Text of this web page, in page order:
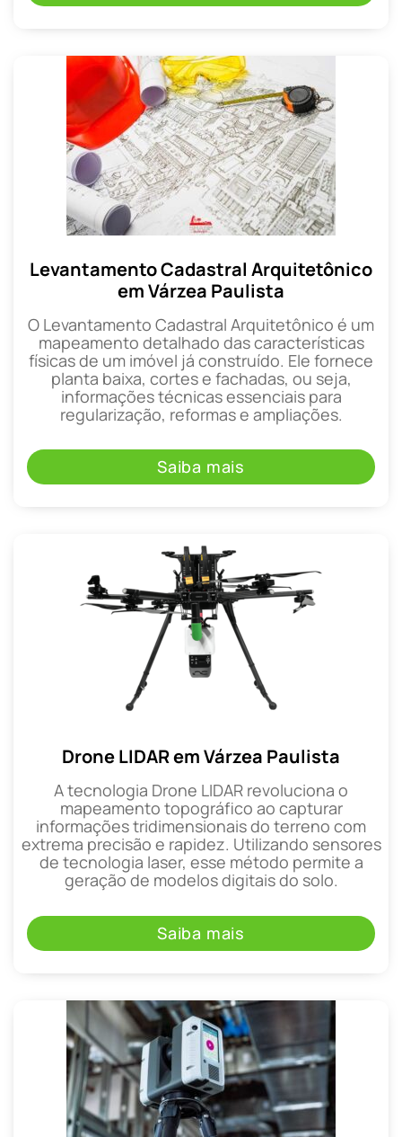
Levantamento Cadastral Arquitetônico
em Várzea Paulista
O Levantamento Cadastral Arquitetônico é um
mapeamento detalhado das características
físicas de um imóvel já construído. Ele fornece
planta baixa, cortes e fachadas, ou seja,
informações técnicas essenciais para
regularização, reformas e ampliações.
Saiba mais
Drone LIDAR em Várzea Paulista
A tecnologia Drone LIDAR revoluciona o
mapeamento topográfico ao capturar
informações tridimensionais do terreno com
extrema precisão e rapidez. Utilizando sensores
de tecnologia laser, esse método permite a
geração de modelos digitais do solo.
Saiba mais